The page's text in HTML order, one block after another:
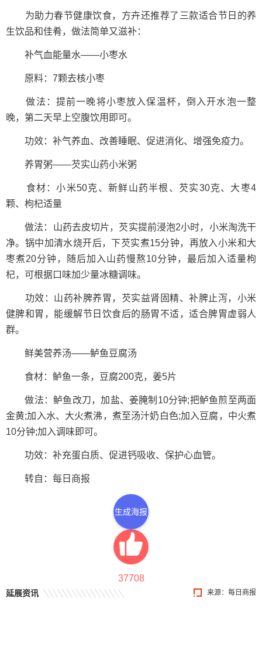
为助力春节健康饮食，方卉还推荐了三款适合节日的养
生饮品和佳肴，做法简单又滋补：
补气血能量水——小枣水
原料：7颗去核小枣
做法：提前一晚将小枣放入保温杯，倒入开水泡一整
晚，第二天早上空腹饮用即可。
功效：补气养血、改善睡眠、促进消化、增强免疫力。
养胃粥——芡实山药小米粥
食材：小米50克、新鲜山药半根、芡实30克、大枣4
颗、枸杞适量
做法：山药去皮切片，芡实提前浸泡2小时，小米淘洗干
净。锅中加清水烧开后，下芡实煮15分钟，再放入小米和大
枣煮20分钟，随后加入山药慢熬10分钟，最后加入适量枸
杞，可根据口味加少量冰糖调味。
功效：山药补脾养胃，芡实益肾固精、补脾止泻，小米
健脾和胃，能缓解节日饮食后的肠胃不适，适合脾胃虚弱人
群。
鲜美营养汤——鲈鱼豆腐汤
食材：鲈鱼一条，豆腐200克，姜5片
做法：鲈鱼改刀，加盐、姜腌制10分钟;把鲈鱼煎至两面
金黄;加入水、大火煮沸，煮至汤汁奶白色;加入豆腐，中火煮
10分钟;加入调味即可。
功效：补充蛋白质、促进钙吸收、保护心血管。
转自：每日商报
生成海报
37708
来源：每日商报
延展资讯